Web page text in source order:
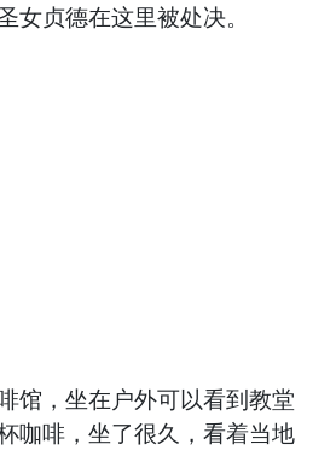
女贞德在这里被处决。
馆，坐在户外可以看到教堂
咖啡，坐了很久，看着当地